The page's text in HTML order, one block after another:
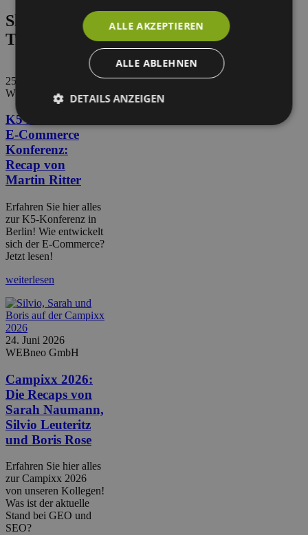
Shopware aus Expertenhand: Tipps,
Tricks & News
25. Juni 2026
WEBneo GmbH
K5 Berlin 2026
E-Commerce
Konferenz:
Recap von
Martin Ritter
Erfahren Sie hier alles
zur K5-Konferenz in
Berlin! Wie entwickelt
sich der E-Commerce?
Jetzt lesen!
weiterlesen
24. Juni 2026
WEBneo GmbH
Campixx 2026:
Die Recaps von
Sarah Naumann,
Silvio Leuteritz
und Boris Rose
Erfahren Sie hier alles
zur Campixx 2026
von unseren Kollegen!
Was ist der aktuelle
Stand bei GEO und
SEO?
ALLE AKZEPTIEREN
ALLE ABLEHNEN
DETAILS ANZEIGEN